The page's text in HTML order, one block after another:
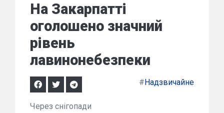
На Закарпатті
оголошено значний
рівень
лавинонебезпеки
#Надзвичайне
Через снігопади